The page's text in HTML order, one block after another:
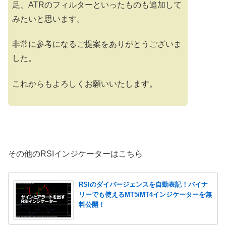
足、ATRのフィルターといったものも追加して
みたいと思います。
非常に参考になるご提案をありがとうございま
した。
これからもよろしくお願いいたします。
その他のRSIインジケーターはこちら
RSIのダイバージェンスを自動表記！バイナ
リーでも使えるMT5/MT4インジケーターを無
料公開！